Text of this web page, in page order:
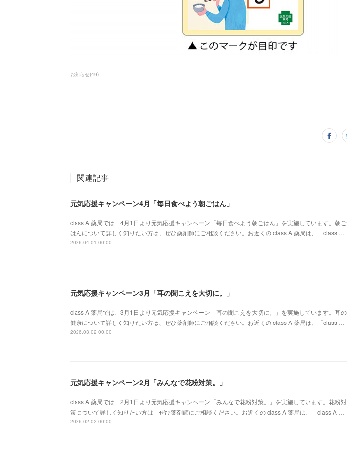
お知らせ(49)
関連記事
元気応援キャンペーン4月「毎日食べよう朝ごはん」
class A 薬局では、4月1日より元気応援キャンペーン「毎日食べよう朝ごはん」を実施しています。朝ご
はんについて詳しく知りたい方は、ぜひ薬剤師にご相談ください。お近くの class A 薬局は、「class …
2026.04.01 00:00
元気応援キャンペーン3月「耳の聞こえを大切に。」
class A 薬局では、3月1日より元気応援キャンペーン「耳の聞こえを大切に。」を実施しています。耳の
健康について詳しく知りたい方は、ぜひ薬剤師にご相談ください。お近くの class A 薬局は、「class …
2026.03.02 00:00
元気応援キャンペーン2月「みんなで花粉対策。」
class A 薬局では、2月1日より元気応援キャンペーン「みんなで花粉対策。」を実施しています。花粉対
策について詳しく知りたい方は、ぜひ薬剤師にご相談ください。お近くの class A 薬局は、「class A …
2026.02.02 00:00